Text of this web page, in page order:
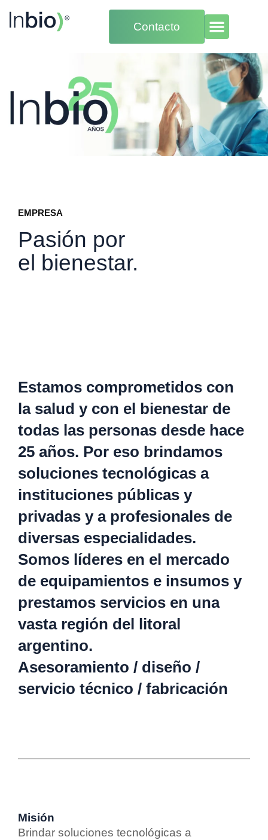
Contacto
EMPRESA
Pasión por
el bienestar.
Estamos comprometidos con
la salud y con el bienestar de
todas las personas desde hace
25 años. Por eso brindamos
soluciones tecnológicas a
instituciones públicas y
privadas y a profesionales de
diversas especialidades.
Somos líderes en el mercado
de equipamientos e insumos y
prestamos servicios en una
vasta región del litoral
argentino.
Asesoramiento / diseño /
servicio técnico / fabricación
Misión
Brindar soluciones tecnológicas a